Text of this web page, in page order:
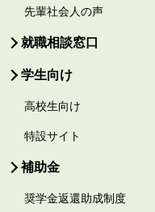
先輩社会人の声
就職相談窓口
学生向け
高校生向け
特設サイト
補助金
奨学金返還助成制度